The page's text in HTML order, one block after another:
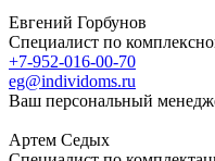
Евгений Горбунов
Специалист по
+7-952-016-00-70
eg@individoms.ru
Ваш персональный
Артем Седых